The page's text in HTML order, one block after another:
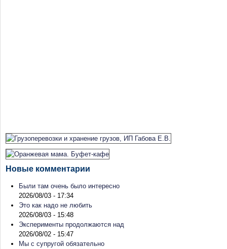
Новые комментарии
Были там очень было интересно
2026/08/03 - 17:34
Это как надо не любить
2026/08/03 - 15:48
Эксперименты продолжаются над
2026/08/02 - 15:47
Мы с супругой обязательно